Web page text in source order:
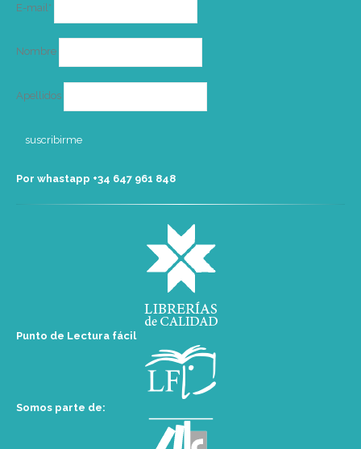
E-mail*
Nombre
Apellidos
Por whastapp +34 ‭647 961 848‬
Punto de Lectura fácil
Somos parte de: